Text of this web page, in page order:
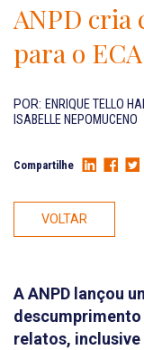
PRÊMIOS
NOSSA EQUIPE
CARREIRA
Localização
EN-US
ANPD cria
para o
POR: ENRIQUE TELLO
ISABELLE NEPOMUCENO
Compartilhe
VOLTAR
A ANPD lançou
relatos,